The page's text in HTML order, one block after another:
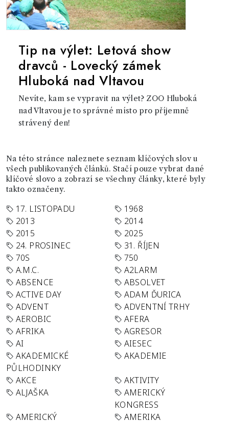
Tip na výlet: Letová show
dravců - Lovecký zámek
Hluboká nad Vltavou
Nevíte, kam se vypravit na výlet? ZOO Hluboká
nad Vltavou je to správné místo pro příjemně
strávený den!
Na této stránce naleznete seznam klíčových slov u
všech publikovaných článků. Stačí pouze vybrat dané
klíčové slovo a zobrazí se všechny články, které byly
takto označeny.
17. LISTOPADU
1968
2013
2014
2015
2025
24. PROSINEC
31. ŘÍJEN
70S
750
A.M.C.
A2LARM
ABSENCE
ABSOLVET
ACTIVE DAY
ADAM ĎURICA
ADVENT
ADVENTNÍ TRHY
AEROBIC
AFERA
AFRIKA
AGRESOR
AI
AIESEC
AKADEMICKÉ
PŮLHODINKY
AKADEMIE
AKCE
AKTIVITY
ALJAŠKA
AMERICKÝ
KONGRESS
AMERICKÝ
AMERIKA